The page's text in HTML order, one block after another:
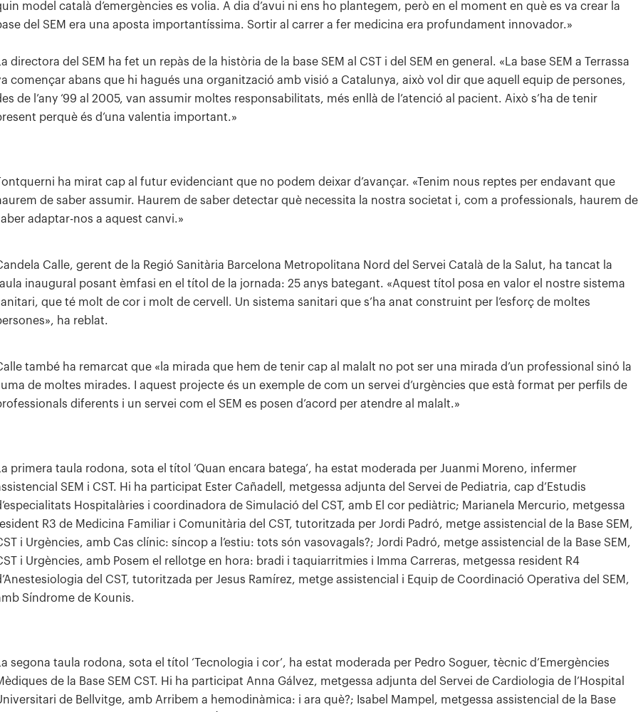
model català d’emergències es volia. A dia d’avui ni ens ho plantegem, però en el moment en què es va crear la
del SEM era una aposta importantíssima. Sortir al carrer a fer medicina era profundament innovador.»
directora del SEM ha fet un repàs de la història de la base SEM al CST i del SEM en general. «La base SEM a Terrassa
començar abans que hi hagués una organització amb visió a Catalunya, això vol dir que aquell equip de persones,
de l’any ‘99 al 2005, van assumir moltes responsabilitats, més enllà de l’atenció al pacient. Això s’ha de tenir
perquè és d’una valentia important.»
ha mirat cap al futur evidenciant que no podem deixar d’avançar. «Tenim nous reptes per endavant que
de saber assumir. Haurem de saber detectar què necessita la nostra societat i, com a professionals, haurem de
adaptar-nos a aquest canvi.»
Calle, gerent de la Regió Sanitària Barcelona Metropolitana Nord del Servei Català de la Salut, ha tancat la
inaugural posant èmfasi en el títol de la jornada: 25 anys bategant. «Aquest títol posa en valor el nostre sistema
que té molt de cor i molt de cervell. Un sistema sanitari que s’ha anat construint per l’esforç de moltes
ha reblat.
també ha remarcat que «la mirada que hem de tenir cap al malalt no pot ser una mirada d’un professional sinó la
de moltes mirades. I aquest projecte és un exemple de com un servei d’urgències que està format per perfils de
diferents i un servei com el SEM es posen d’acord per atendre al malalt.»
primera taula rodona, sota el títol ‘Quan encara batega’, ha estat moderada per Juanmi Moreno, infermer
SEM i CST. Hi ha participat Ester Cañadell, metgessa adjunta del Servei de Pediatria, cap d’Estudis
Hospitalàries i coordinadora de Simulació del CST, amb El cor pediàtric; Marianela Mercurio, metgessa
R3 de Medicina Familiar i Comunitària del CST, tutoritzada per Jordi Padró, metge assistencial de la Base SEM,
i Urgències, amb Cas clínic: síncop a l’estiu: tots són vasovagals?; Jordi Padró, metge assistencial de la Base SEM,
i Urgències, amb Posem el rellotge en hora: bradi i taquiarritmies i Imma Carreras, metgessa resident R4
del CST, tutoritzada per Jesus Ramírez, metge assistencial i Equip de Coordinació Operativa del SEM,
Síndrome de Kounis.
segona taula rodona, sota el títol ‘Tecnologia i cor’, ha estat moderada per Pedro Soguer, tècnic d’Emergències
de la Base SEM CST. Hi ha participat Anna Gálvez, metgessa adjunta del Servei de Cardiologia de l’Hospital
de Bellvitge, amb Arribem a hemodinàmica: i ara què?; Isabel Mampel, metgessa assistencial de la Base